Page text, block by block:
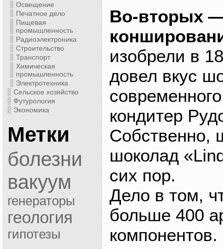
Освещение
Печатное дело
Пищевая
промышленность
Радиоэлектроника
Строительство
Транспорт
Химическая
промышленность
Электротехника
Сельское хозяйство
Футурология
Экономика
Метки
болезни
вакуум
генераторы
геология
гипотезы
Во-вторых
изобрели в
довел вкус
кондитер
Собственно,
шоколад
сих пор.
Дело в том,
больше 400